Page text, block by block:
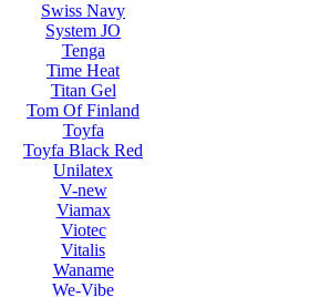
Swiss Navy
System JO
Tenga
Time Heat
Titan Gel
Tom Of Finland
Toyfa
Toyfa Black Red
Unilatex
V-new
Viamax
Viotec
Vitalis
Waname
We-Vibe